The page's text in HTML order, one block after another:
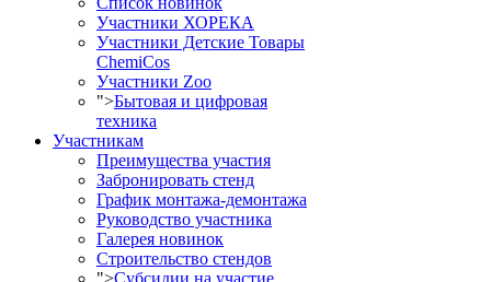
Участники ХОРЕКА
Участники Детские Товары
ChemiCos
Участники Zoo
">Бытовая и цифровая
техника
Участникам
Преимущества участия
Забронировать стенд
График монтажа-демонтажа
Руководство участника
Галерея новинок
Строительство стендов
">Субсидии на участие